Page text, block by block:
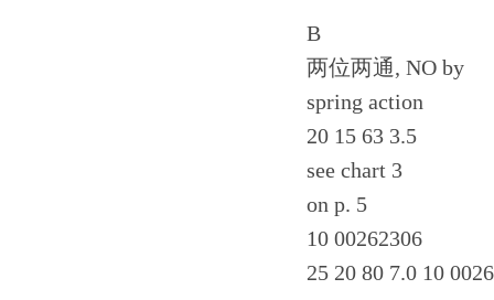
B
两位两通, NO by
spring action
20 15 63 3.5
see chart 3
on p. 5
10 00262306
25 20 80 7.0 10